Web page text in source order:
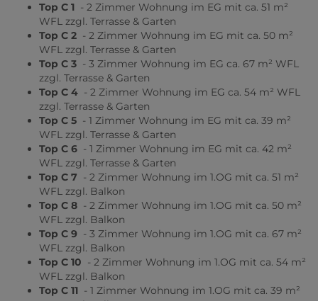
Top C 1 - 2 Zimmer Wohnung im EG mit ca. 51 m²
WFL zzgl. Terrasse & Garten
Top C 2 - 2 Zimmer Wohnung im EG mit ca. 50 m²
WFL zzgl. Terrasse & Garten
Top C 3 - 3 Zimmer Wohnung im EG ca. 67 m² WFL
zzgl. Terrasse & Garten
Top C 4 - 2 Zimmer Wohnung im EG ca. 54 m² WFL
zzgl. Terrasse & Garten
Top C 5 - 1 Zimmer Wohnung im EG mit ca. 39 m²
WFL zzgl. Terrasse & Garten
Top C 6 - 1 Zimmer Wohnung im EG mit ca. 42 m²
WFL zzgl. Terrasse & Garten
Top C 7 - 2 Zimmer Wohnung im 1.OG mit ca. 51 m²
WFL zzgl. Balkon
Top C 8 - 2 Zimmer Wohnung im 1.OG mit ca. 50 m²
WFL zzgl. Balkon
Top C 9 - 3 Zimmer Wohnung im 1.OG mit ca. 67 m²
WFL zzgl. Balkon
Top C 10 - 2 Zimmer Wohnung im 1.OG mit ca. 54 m²
WFL zzgl. Balkon
Top C 11 - 1 Zimmer Wohnung im 1.OG mit ca. 39 m²